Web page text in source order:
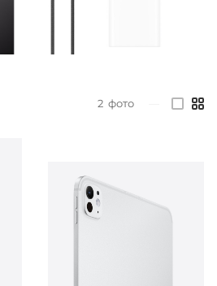
2 фото